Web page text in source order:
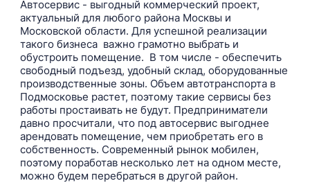
Автосервис - выгодный коммерческий проект,
актуальный для любого района Москвы и
Московской области. Для успешной реализации
такого бизнеса важно грамотно выбрать и
обустроить помещение. В том числе - обеспечить
свободный подъезд, удобный склад, оборудованные
производственные зоны. Объем автотранспорта в
Подмосковье растет, поэтому такие сервисы без
работы простаивать не будут. Предприниматели
давно просчитали, что под автосервис выгоднее
арендовать помещение, чем приобретать его в
собственность. Современный рынок мобилен,
поэтому поработав несколько лет на одном месте,
можно будем перебраться в другой район.